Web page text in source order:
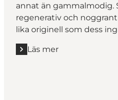
annat än gammalmodig.
regenerativ och
lika originell som dess
Läs mer
Läs mer "ESSE *"